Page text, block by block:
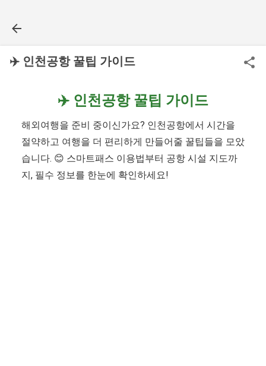
✈️ 인천공항 꿀팁 가이드
✈️ 인천공항 꿀팁 가이드
해외여행을 준비 중이신가요? 인천공항에서 시간을
절약하고 여행을 더 편리하게 만들어줄 꿀팁들을 모았
습니다. 😊 스마트패스 이용법부터 공항 시설 지도까
지, 필수 정보를 한눈에 확인하세요!